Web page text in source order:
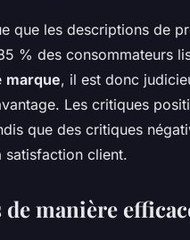
que les descriptions de
% des consommateurs
marque, il est donc
Les critiques
que des critiques
satisfaction client.
manière